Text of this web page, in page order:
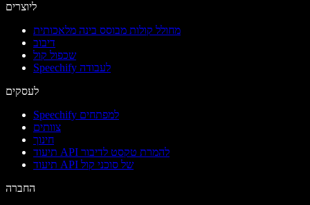
ליוצרים
מחולל קולות מבוסס בינה מלאכותית
דיבוב
שכפול קול
Speechify לעבודה
לעסקים
Speechify למפתחים
צוותים
חינוך
תיעוד API להמרת טקסט לדיבור
תיעוד API של סוכני קול
החברה